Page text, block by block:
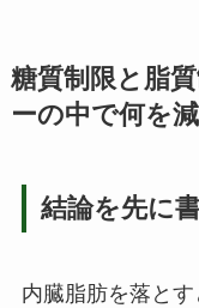
糖質制限と脂
ーの中で何を減
結論を先に
内臓脂肪を落と